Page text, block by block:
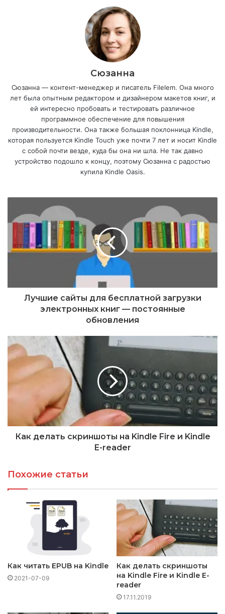
Сюзанна
Сюзанна — контент-менеджер и писатель Filelem. Она много
лет была опытным редактором и дизайнером макетов книг, и
ей интересно пробовать и тестировать различное
программное обеспечение для повышения
производительности. Она также большая поклонница Kindle,
которая пользуется Kindle Touch уже почти 7 лет и носит Kindle
с собой почти везде, куда бы она ни шла. Не так давно
устройство подошло к концу, поэтому Сюзанна с радостью
купила Kindle Oasis.
Лучшие сайты для бесплатной загрузки
электронных книг — постоянные
обновления
Как делать скриншоты на Kindle Fire и Kindle
E-reader
Похожие статьи
Как читать EPUB на Kindle
2021-07-09
Как делать скриншоты
на Kindle Fire и Kindle E-
reader
17.11.2019